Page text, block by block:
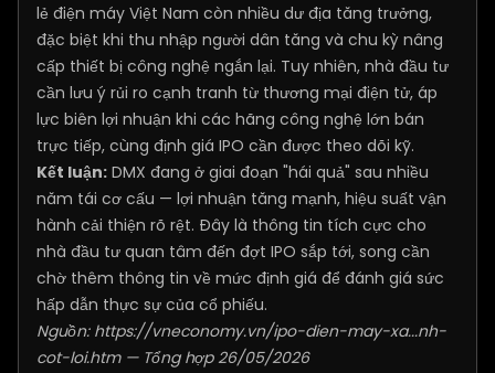
lẻ điện máy Việt Nam còn nhiều dư địa tăng trưởng,
đặc biệt khi thu nhập người dân tăng và chu kỳ nâng
cấp thiết bị công nghệ ngắn lại. Tuy nhiên, nhà đầu tư
cần lưu ý rủi ro cạnh tranh từ thương mại điện tử, áp
lực biên lợi nhuận khi các hãng công nghệ lớn bán
trực tiếp, cùng định giá IPO cần được theo dõi kỹ.
Kết luận: DMX đang ở giai đoạn "hái quả" sau nhiều
năm tái cơ cấu — lợi nhuận tăng mạnh, hiệu suất vận
hành cải thiện rõ rệt. Đây là thông tin tích cực cho
nhà đầu tư quan tâm đến đợt IPO sắp tới, song cần
chờ thêm thông tin về mức định giá để đánh giá sức
hấp dẫn thực sự của cổ phiếu.
Nguồn: https://vneconomy.vn/ipo-dien-may-xa...nh-
cot-loi.htm— Tổng hợp 26/05/2026